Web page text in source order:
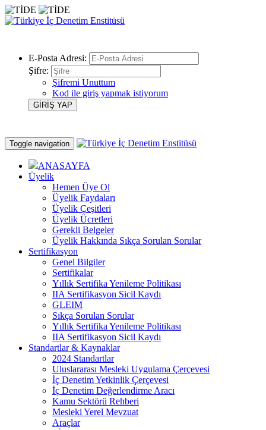
E-Posta Adresi:
Şifre:
Şifremi Unuttum
Kod ile giriş yapmak istiyorum
Toggle navigation
ANASAYFA
Üyelik
Hemen Üye Ol
Üyelik Faydaları
Üyelik Çeşitleri
Üyelik Ücretleri
Gerekli Belgeler
Üyelik Hakkında Sıkça Sorulan Sorular
Sertifikasyon
Genel Bilgiler
Sertifikalar
Yıllık Sertifika Yenileme Politikası
IIA Sertifikasyon Sicil Kaydı
GLEIM
Sıkça Sorulan Sorular
Yıllık Sertifika Yenileme Politikası
IIA Sertifikasyon Sicil Kaydı
Standartlar & Kaynaklar
2024 Standartlar
Uluslararası Mesleki Uygulama Çerçevesi
İç Denetim Yetkinlik Çerçevesi
İç Denetim Değerlendirme Aracı
Kamu Sektörü Rehberi
Mesleki Yerel Mevzuat
Araçlar